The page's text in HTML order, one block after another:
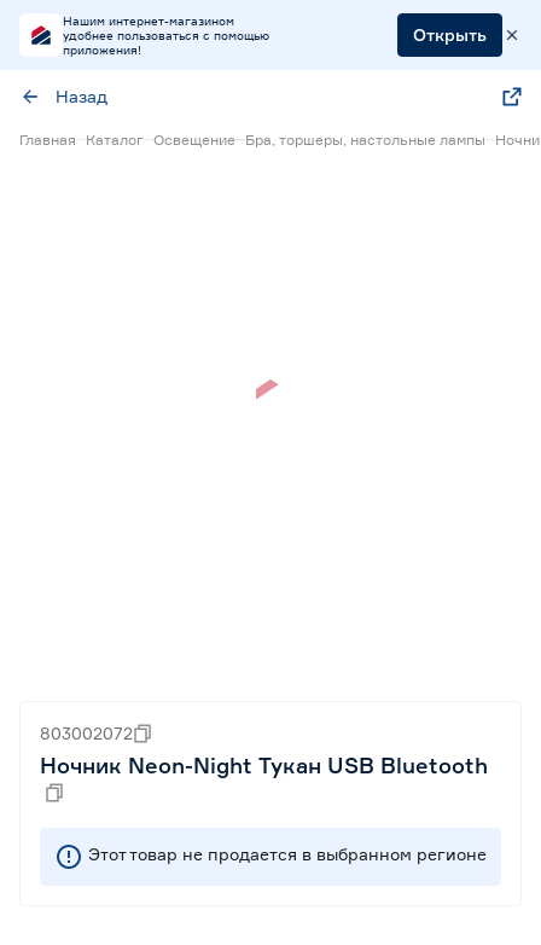
Нашим интернет-магазином
удобнее пользоваться с помощью
приложения!
Открыть
Назад
Главная Каталог Освещение Бра, торшеры, настольные лампы
803002072
Ночник Neon-Night Тукан USB Bluetooth
Этот товар не продается в выбранном регионе